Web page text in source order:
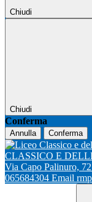
Chiudi
Chiudi
Conferma
Annulla Conferma
CLASSICO E
Via Capo Palinuro,
065684304 Email